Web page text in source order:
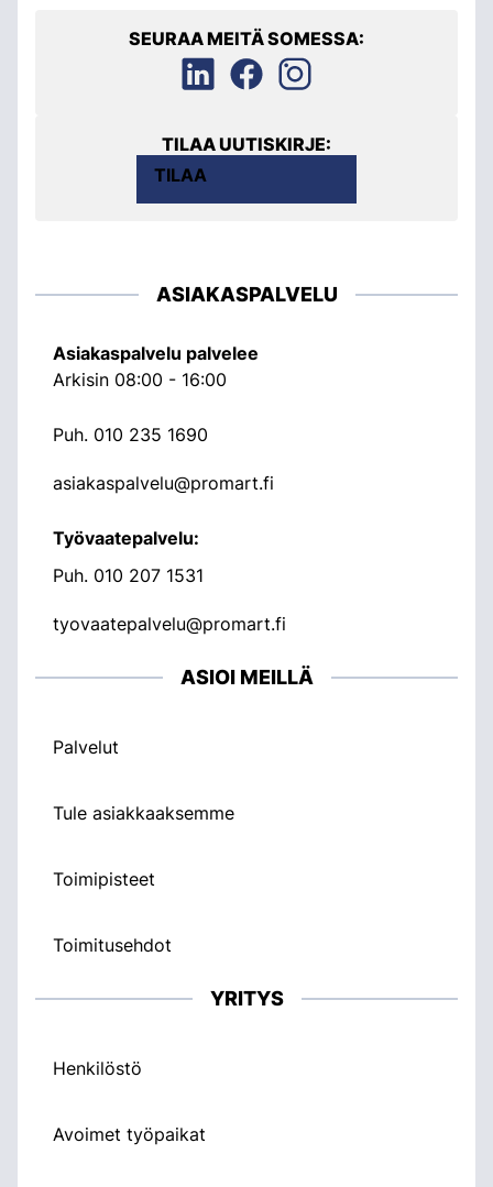
SEURAA MEITÄ SOMESSA:
TILAA UUTISKIRJE:
TILAA
ASIAKASPALVELU
Asiakaspalvelu palvelee
Arkisin 08:00 - 16:00
Puh. 010 235 1690
asiakaspalvelu@promart.fi
Työvaatepalvelu:
Puh. 010 207 1531
tyovaatepalvelu@promart.fi
ASIOI MEILLÄ
Palvelut
Tule asiakkaaksemme
Toimipisteet
Toimitusehdot
YRITYS
Henkilöstö
Avoimet työpaikat